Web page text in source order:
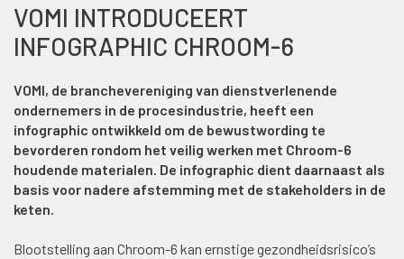
VOMI INTRODUCEERT
INFOGRAPHIC CHROOM-6
VOMI, de branchevereniging van dienstverlenende
ondernemers in de procesindustrie, heeft een
infographic ontwikkeld om de bewustwording te
bevorderen rondom het veilig werken met Chroom-6
houdende materialen. De infographic dient daarnaast als
basis voor nadere afstemming met de stakeholders in de
keten.
Blootstelling aan Chroom-6 kan ernstige gezondheidsrisico’s